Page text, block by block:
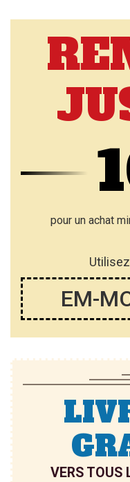
pour un achat
EM-
VERS TOUS